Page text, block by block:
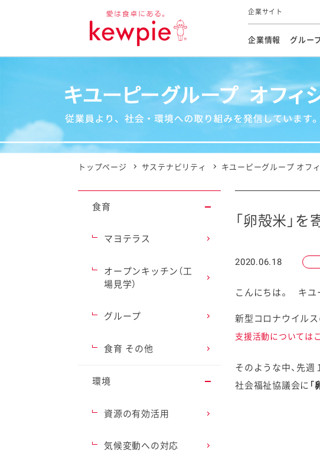
企業サイト
企業情報
トップメッセージ
グルー
市販用
ファインケミカル
食育活動方針
食をテーマにした講演会
海外における食育活動
トップメッセージ
気候変動への対応
持続可能な調達
イニシアチブ・加盟団
本部長メッセージ
技術ソリューション
個人投資家の皆さま
IRライブラリ
IRよくあるご質問
ファインケミカル
「卵殻米」
2020.06.18
こんにちは。 キユ
新型コロナウイル
支援活動については
そのような中、先週
社会福祉協議会に 「
食育
マヨテラス
オープンキッチン（工
場見学）
グループ
食育 その他
環境
資源の有効活用
気候変動への対応
トップページ サステナビリティ キユーピーグループ オフ